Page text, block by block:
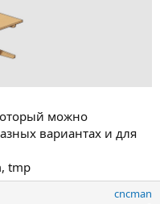
можно
вариантах и для
tmp
cncman